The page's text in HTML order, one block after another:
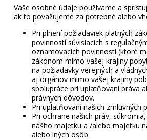
Vaše osobné údaje používame a
ak to považujeme za potrebné alebo
Pri plnení požiadaviek platných
povinností súvisiacich s
oznamovacích povinností (ktoré
zákonom mimo vašej krajiny
na požiadavky verejných a
aj orgánov mimo vašej krajiny
spolupráce pri uplatňovaní práva
právnych dôvodov.
Pri uplatňovaní našich zmluvných
Pri ochrane našich práv,
nášho majetku a /alebo majetku
alebo iných osôb.